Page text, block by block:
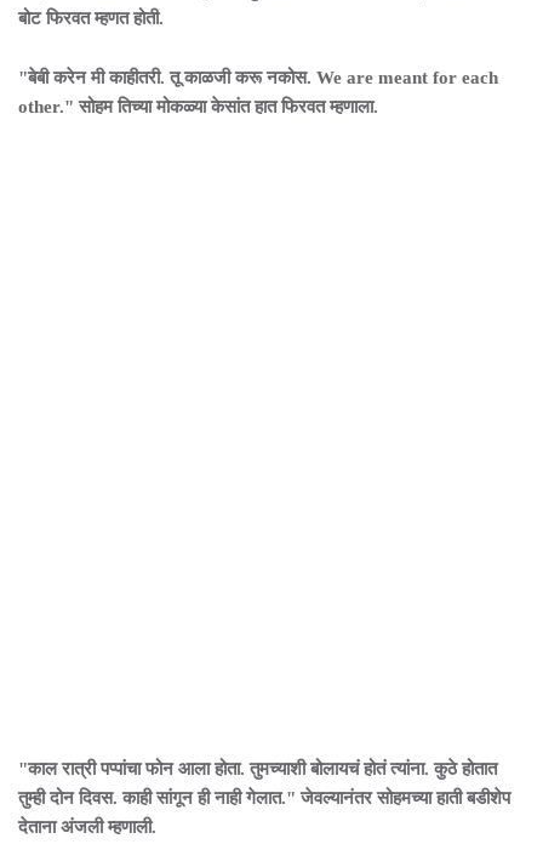
बोट फिरवत म्हणत होती.
"बेबी करेन मी काहीतरी. तू काळजी करू नकोस. We are meant for each
other." सोहम तिच्या मोकळ्या केसांत हात फिरवत म्हणाला.
"काल रात्री पप्पांचा फोन आला होता. तुमच्याशी बोलायचं होतं त्यांना. कुठे होतात
तुम्ही दोन दिवस. काही सांगून ही नाही गेलात." जेवल्यानंतर सोहमच्या हाती बडीशेप
देताना अंजली म्हणाली.